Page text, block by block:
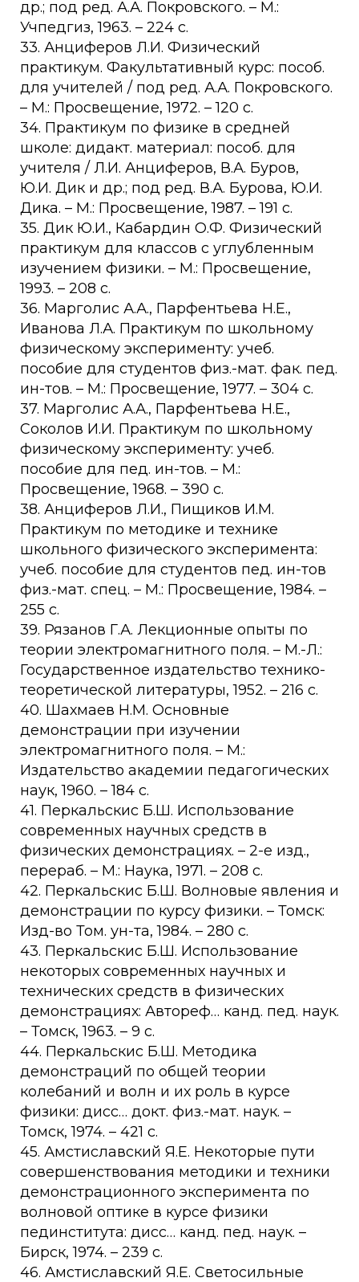
др.; под ред. А.А. Покровского. – М.:
Учпедгиз, 1963. – 224 с.
33. Анциферов Л.И. Физический
практикум. Факультативный курс: пособ.
для учителей / под ред. А.А. Покровского.
– М.: Просвещение, 1972. – 120 с.
34. Практикум по физике в средней
школе: дидакт. материал: пособ. для
учителя / Л.И. Анциферов, В.А. Буров,
Ю.И. Дик и др.; под ред. В.А. Бурова, Ю.И.
Дика. – М.: Просвещение, 1987. – 191 с.
35. Дик Ю.И., Кабардин О.Ф. Физический
практикум для классов с углубленным
изучением физики. – М.: Просвещение,
1993. – 208 с.
36. Марголис А.А., Парфентьева Н.Е.,
Иванова Л.А. Практикум по школьному
физическому эксперименту: учеб.
пособие для студентов физ.-мат. фак. пед.
ин-тов. – М.: Просвещение, 1977. – 304 с.
37. Марголис А.А., Парфентьева Н.Е.,
Соколов И.И. Практикум по школьному
физическому эксперименту: учеб.
пособие для пед. ин-тов. – М.:
Просвещение, 1968. – 390 с.
38. Анциферов Л.И., Пищиков И.М.
Практикум по методике и технике
школьного физического эксперимента:
учеб. пособие для студентов пед. ин-тов
физ.-мат. спец. – М.: Просвещение, 1984. –
255 с.
39. Рязанов Г.А. Лекционные опыты по
теории электромагнитного поля. – М.-Л.:
Государственное издательство технико-
теоретической литературы, 1952. – 216 с.
40. Шахмаев Н.М. Основные
демонстрации при изучении
электромагнитного поля. – М.:
Издательство академии педагогических
наук, 1960. – 184 с.
41. Перкальскис Б.Ш. Использование
современных научных средств в
физических демонстрациях. – 2-е изд.,
перераб. – М.: Наука, 1971. – 208 с.
42. Перкальскис Б.Ш. Волновые явления и
демонстрации по курсу физики. – Томск:
Изд-во Том. ун-та, 1984. – 280 с.
43. Перкальскис Б.Ш. Использование
некоторых современных научных и
технических средств в физических
демонстрациях: Автореф… канд. пед. наук.
– Томск, 1963. – 9 с.
44. Перкальскис Б.Ш. Методика
демонстраций по общей теории
колебаний и волн и их роль в курсе
физики: дисс… докт. физ.-мат. наук. –
Томск, 1974. – 421 с.
45. Амстиславский Я.Е. Некоторые пути
совершенствования методики и техники
демонстрационного эксперимента по
волновой оптике в курсе физики
пединститута: дисс… канд. пед. наук. –
Бирск, 1974. – 239 с.
46. Амстиславский Я.Е. Светосильные